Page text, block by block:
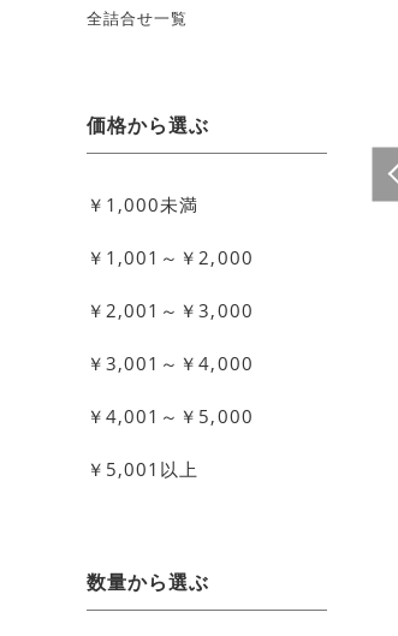
全詰合せ一覧
価格から選ぶ
￥1,000未満
￥1,001～￥2,000
￥2,001～￥3,000
￥3,001～￥4,000
￥4,001～￥5,000
￥5,001以上
数量から選ぶ